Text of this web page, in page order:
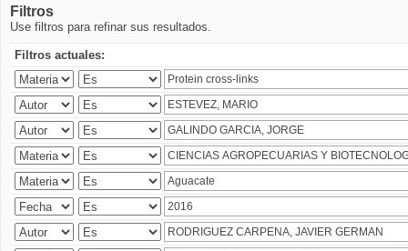
Filtros
Use filtros para refinar sus resultados.
Filtros actuales: